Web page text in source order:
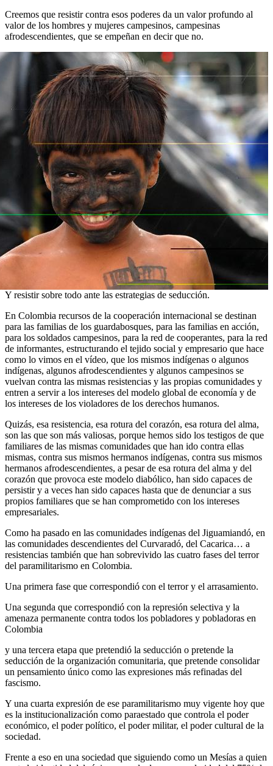
Creemos que resistir contra esos poderes da un valor profundo al
valor de los hombres y mujeres campesinos, campesinas
afrodescendientes, que se empeñan en decir que no.
Y resistir sobre todo ante las estrategias de seducción.
En Colombia recursos de la cooperación internacional se destinan
para las familias de los guardabosques, para las familias en acción,
para los soldados campesinos, para la red de cooperantes, para la red
de informantes, estructurando el tejido social y empresario que hace
como lo vimos en el vídeo, que los mismos indígenas o algunos
indígenas, algunos afrodescendientes y algunos campesinos se
vuelvan contra las mismas resistencias y las propias comunidades y
entren a servir a los intereses del modelo global de economía y de
los intereses de los violadores de los derechos humanos.
Quizás, esa resistencia, esa rotura del corazón, esa rotura del alma,
son las que son más valiosas, porque hemos sido los testigos de que
familiares de las mismas comunidades que han ido contra ellas
mismas, contra sus mismos hermanos indígenas, contra sus mismos
hermanos afrodescendientes, a pesar de esa rotura del alma y del
corazón que provoca este modelo diabólico, han sido capaces de
persistir y a veces han sido capaces hasta que de denunciar a sus
propios familiares que se han comprometido con los intereses
empresariales.
Como ha pasado en las comunidades indígenas del Jiguamiandó, en
las comunidades descendientes del Curvaradó, del Cacarica… a
resistencias también que han sobrevivido las cuatro fases del terror
del paramilitarismo en Colombia.
Una primera fase que correspondió con el terror y el arrasamiento.
Una segunda que correspondió con la represión selectiva y la
amenaza permanente contra todos los pobladores y pobladoras en
Colombia
y una tercera etapa que pretendió la seducción o pretende la
seducción de la organización comunitaria, que pretende consolidar
un pensamiento único como las expresiones más refinadas del
fascismo.
Y una cuarta expresión de ese paramilitarismo muy vigente hoy que
es la institucionalización como paraestado que controla el poder
económico, el poder político, el poder militar, el poder cultural de la
sociedad.
Frente a eso en una sociedad que siguiendo como un Mesías a quien